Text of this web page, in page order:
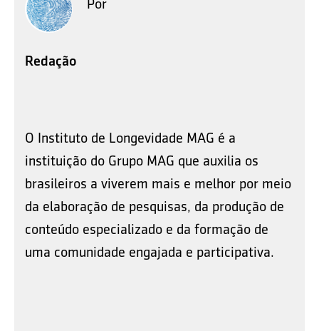
Por
Redação
O Instituto de Longevidade MAG é a
instituição do Grupo MAG que auxilia os
brasileiros a viverem mais e melhor por meio
da elaboração de pesquisas, da produção de
conteúdo especializado e da formação de
uma comunidade engajada e participativa.